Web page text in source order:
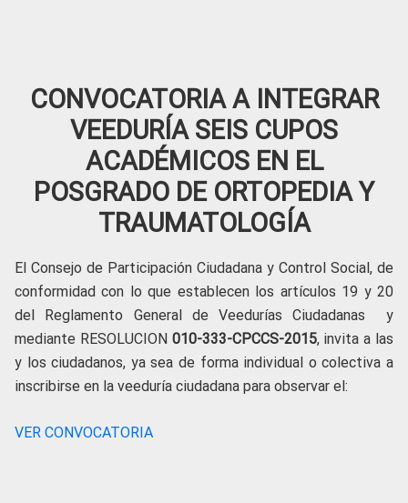
CONVOCATORIA A INTEGRAR
VEEDURÍA SEIS CUPOS
ACADÉMICOS EN EL
POSGRADO DE ORTOPEDIA Y
TRAUMATOLOGÍA
El Consejo de Participación Ciudadana y Control Social, de
conformidad con lo que establecen los artículos 19 y 20
del Reglamento General de Veedurías Ciudadanas y
mediante RESOLUCION 010-333-CPCCS-2015, invita a las
y los ciudadanos, ya sea de forma individual o colectiva a
inscribirse en la veeduría ciudadana para observar el:
VER CONVOCATORIA